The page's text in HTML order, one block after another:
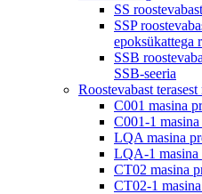
SS
SSP
epoksükattega
SSB
SSB-seeria
Roostevabast
C001 masina
C001-1 masina
LQA masina
LQA-1 masina
CT02 masina
CT02-1